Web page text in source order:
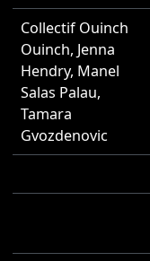
Collectif Ouinch
Ouinch, Jenna
Hendry, Manel
Salas Palau,
Tamara
Gvozdenovic